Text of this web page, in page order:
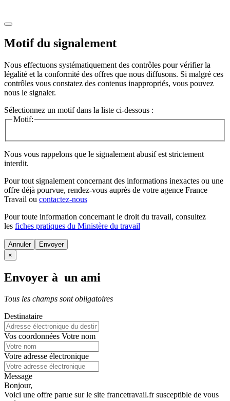
Motif du signalement
Nous effectuons systématiquement des contrôles pour vérifier la
légalité et la conformité des offres que nous diffusons. Si malgré ces
contrôles vous constatez des contenus inappropriés, vous pouvez
nous le signaler.
Sélectionnez un motif dans la liste ci-dessous :
Motif:
Nous vous rappelons que le signalement abusif est strictement
interdit.
Pour tout signalement concernant des informations inexactes ou une
offre déjà pourvue, rendez-vous auprès de votre agence France
Travail ou contactez-nous
Pour toute information concernant le droit du travail, consultez
les fiches pratiques du Ministère du travail
Annuler
×
Envoyer à un ami
Tous les champs sont obligatoires
Destinataire
Vos coordonnées Votre nom
Votre adresse électronique
Message
Bonjour,
Voici une offre parue sur le site francetravail.fr susceptible de vous